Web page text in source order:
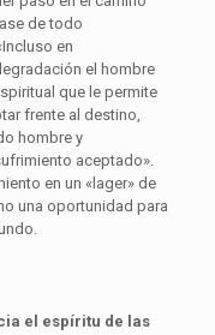
de todo
en
el hombre
que le permite
frente al destino,
hombre y
aceptado».
en un «lager» de
una oportunidad para
el espíritu de las